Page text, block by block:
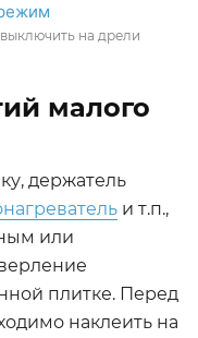
на дрели
малого
держатель
и т.п.,
или
плитке. Перед
наклеить на